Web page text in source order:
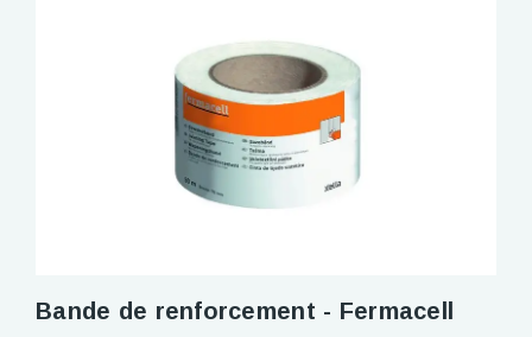
Bande de renforcement - Fermacell